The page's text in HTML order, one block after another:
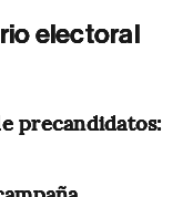
electoral
precandidatos: